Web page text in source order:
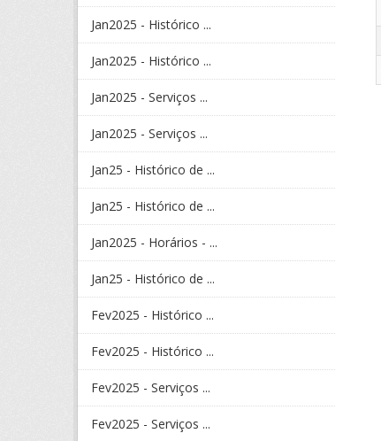
Jan2025 - Histórico ...
Jan2025 - Histórico ...
Jan2025 - Serviços ...
Jan2025 - Serviços ...
Jan25 - Histórico de ...
Jan25 - Histórico de ...
Jan2025 - Horários - ...
Jan25 - Histórico de ...
Fev2025 - Histórico ...
Fev2025 - Histórico ...
Fev2025 - Serviços ...
Fev2025 - Serviços ...